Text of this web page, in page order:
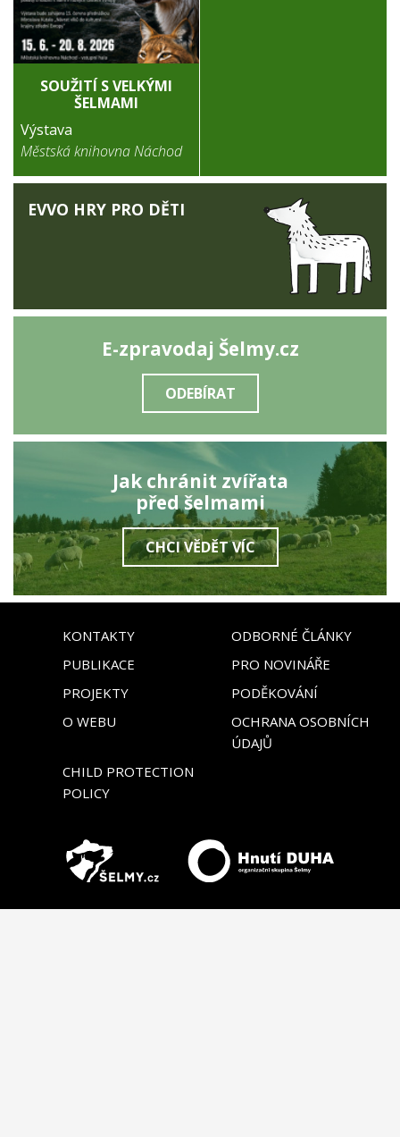
SOUŽITÍ S VELKÝMI
ŠELMAMI
Výstava
Městská knihovna Náchod
EVVO HRY PRO DĚTI
E-zpravodaj Šelmy.cz
ODEBÍRAT
Jak chránit zvířata
před šelmami
CHCI VĚDĚT VÍC
KONTAKTY
ODBORNÉ ČLÁNKY
PUBLIKACE
PRO NOVINÁŘE
PROJEKTY
PODĚKOVÁNÍ
O WEBU
OCHRANA OSOBNÍCH
ÚDAJŮ
CHILD PROTECTION
POLICY